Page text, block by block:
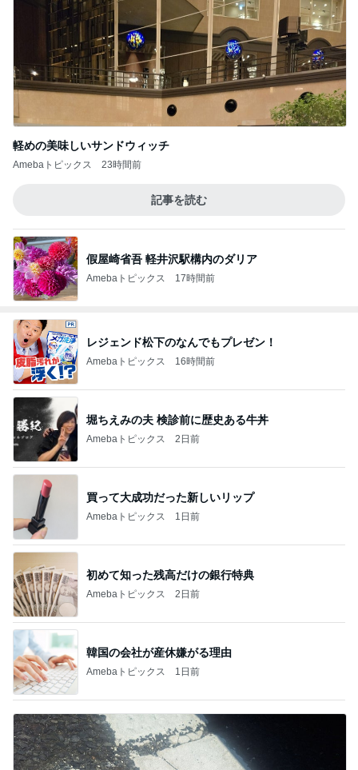
軽めの美味しいサンドウィッチ
Amebaトピックス 23時間前
記事を読む
假屋崎省吾 軽井沢駅構内のダリア
Amebaトピックス 17時間前
レジェンド松下のなんでもプレゼン！
Amebaトピックス 16時間前
堀ちえみの夫 検診前に歴史ある牛丼
Amebaトピックス 2日前
買って大成功だった新しいリップ
Amebaトピックス 1日前
初めて知った残高だけの銀行特典
Amebaトピックス 2日前
韓国の会社が産休嫌がる理由
Amebaトピックス 1日前